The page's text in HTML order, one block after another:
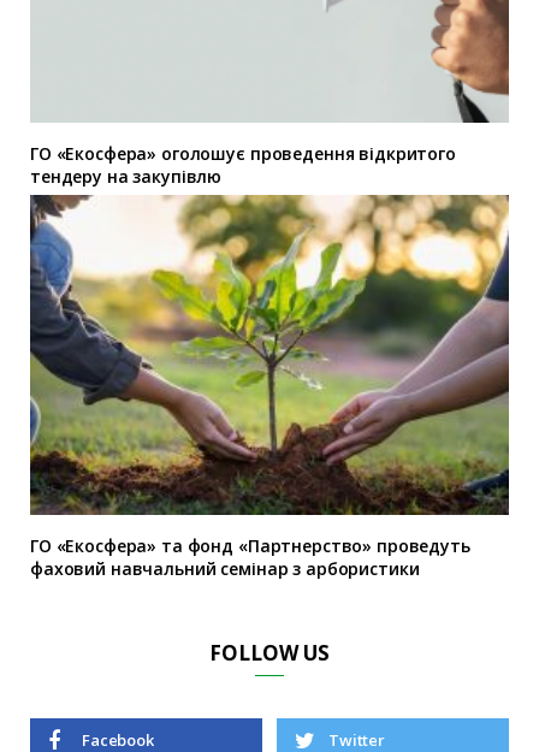
ГО «Екосфера» оголошує проведення відкритого
тендеру на закупівлю
ГО «Екосфера» та фонд «Партнерство» проведуть
фаховий навчальний семінар з арбористики
FOLLOW US
Facebook Twitter